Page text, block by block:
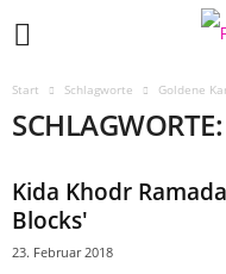
Start Schlagworte Goldene
Kida Khodr
Blocks'
23. Februar 2018